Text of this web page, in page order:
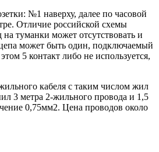
№1 наверху, далее по часовой
Отличие российской схемы
на туманки может отсутствовать и
может быть один, подключаемый
5 контакт либо не используется,
кабеля с таким числом жил
3 метра 2-жильного провода и 1,5
0,75мм2. Цена проводов около